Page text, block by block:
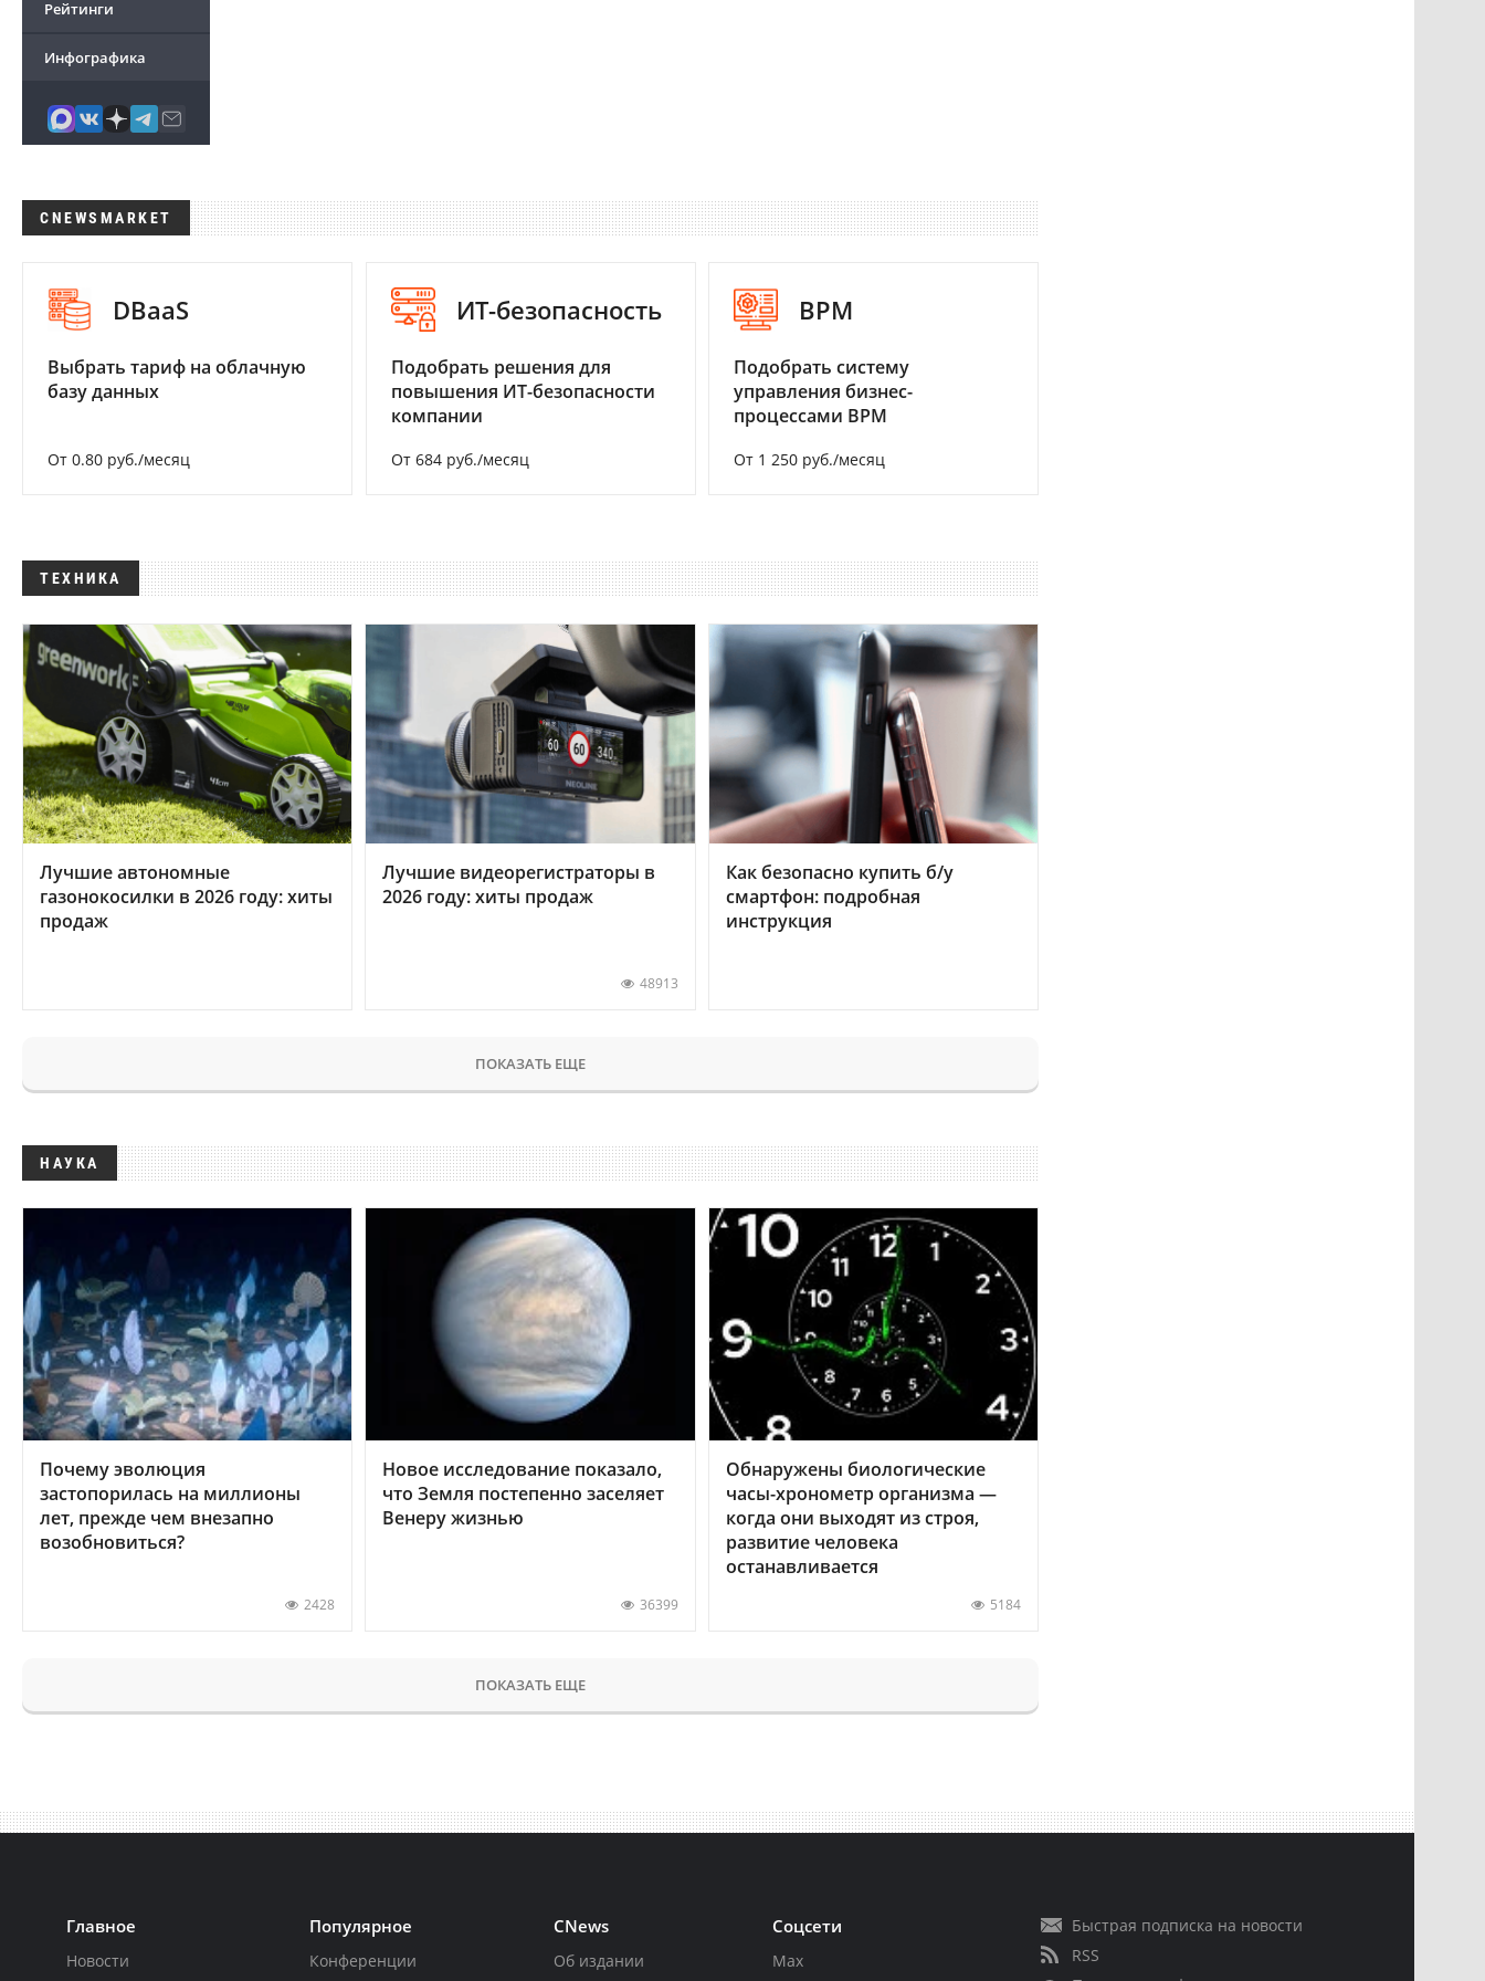
Рейтинги
Инфографика
CNEWSMARKET
DBaaS
Выбрать тариф на облачную
базу данных
От 0.80 руб./месяц
ИТ-безопасность
Подобрать решения для
повышения ИТ-безопасности
компании
От 684 руб./месяц
BPM
Подобрать систему
управления бизнес-
процессами BPM
От 1 250 руб./месяц
ТЕХНИКА
Лучшие автономные
газонокосилки в 2026 году: хиты
продаж
Лучшие видеорегистраторы в
2026 году: хиты продаж
48913
Как безопасно купить б/у
смартфон: подробная
инструкция
ПОКАЗАТЬ ЕЩЕ
НАУКА
Почему эволюция
застопорилась на миллионы
лет, прежде чем внезапно
возобновиться?
2428
Новое исследование показало,
что Земля постепенно заселяет
Венеру жизнью
36399
Обнаружены биологические
часы-хронометр организма —
когда они выходят из строя,
развитие человека
останавливается
5184
ПОКАЗАТЬ ЕЩЕ
Главное
Новости
Популярное
Конференции
CNews
Об издании
Соцсети
Max
Быстрая подписка на новости
RSS